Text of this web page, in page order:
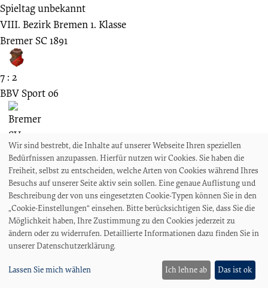
Spieltag unbekannt
VIII. Bezirk Bremen 1. Klasse
Bremer SC 1891
7 : 2
BBV Sport 06
1911
Spieltag unbekannt
NFV Bezirk VIII - A-Klasse
BBV Sport 06
Bremer SC 1891
Wir sind bestrebt, die Inhalte auf unserer Webseite Ihren speziellen
Bedürfnissen anzupassen. Hierfür nutzen wir Cookies. Sie haben die
Freiheit, selbst zu entscheiden, welche Arten von Cookies während Ihres
Besuchs auf unserer Seite aktiv sein sollen. Eine genaue Auflistung und
Beschreibung der von uns eingesetzten Cookie-Typen können Sie in den
„Cookie-Einstellungen“ einsehen. Bitte berücksichtigen Sie, dass Sie die
Möglichkeit haben, Ihre Zustimmung zu den Cookies jederzeit zu
ändern oder zu widerrufen. Detaillierte Informationen dazu finden Sie in
unserer Datenschutzerklärung.
Lassen Sie mich wählen Ich lehne ab Das ist ok